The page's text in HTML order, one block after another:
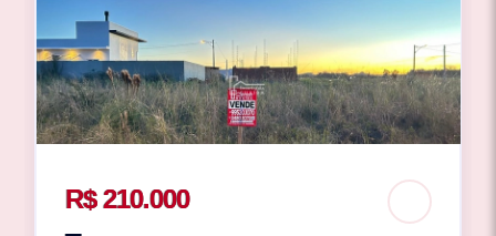
R$ 210.000